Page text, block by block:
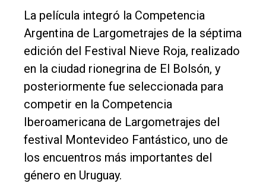
Int.
General
Política
Cultura
Entrevistas
Rural
Deportes
Fúnebres
Edición
La película integró la Competencia
Argentina de Largometrajes de la séptima
edición del Festival Nieve Roja, realizado
en la ciudad rionegrina de El Bolsón, y
posteriormente fue seleccionada para
competir en la Competencia
Iberoamericana de Largometrajes del
festival Montevideo Fantástico, uno de
los encuentros más importantes del
género en Uruguay.